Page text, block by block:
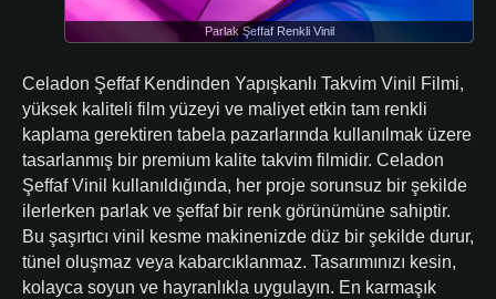
Parlak Şeffaf Renkli Vinil
Celadon Şeffaf Kendinden Yapışkanlı Takvim Vinil Filmi,
yüksek kaliteli film yüzeyi ve maliyet etkin tam renkli
kaplama gerektiren tabela pazarlarında kullanılmak üzere
tasarlanmış bir premium kalite takvim filmidir. Celadon
Şeffaf Vinil kullanıldığında, her proje sorunsuz bir şekilde
ilerlerken parlak ve şeffaf bir renk görünümüne sahiptir.
Bu şaşırtıcı vinil kesme makinenizde düz bir şekilde durur,
tünel oluşmaz veya kabarcıklanmaz. Tasarımınızı kesin,
kolayca soyun ve hayranlıkla uygulayın. En karmaşık